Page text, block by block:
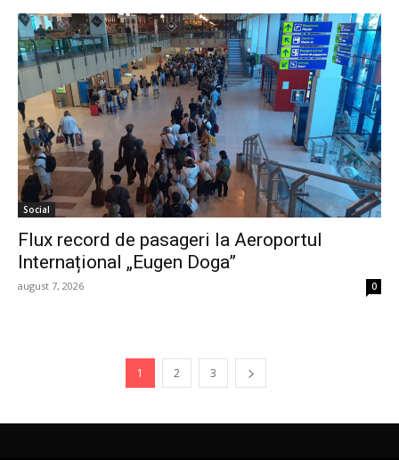
Social
Flux record de pasageri la Aeroportul
Internațional „Eugen Doga”
august 7, 2026 0
1 2 3